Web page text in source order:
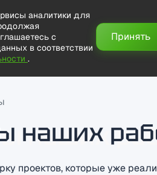
Услуги
наших
проектов, которые уже
аналитики для
с
в соответствии
.
Принять